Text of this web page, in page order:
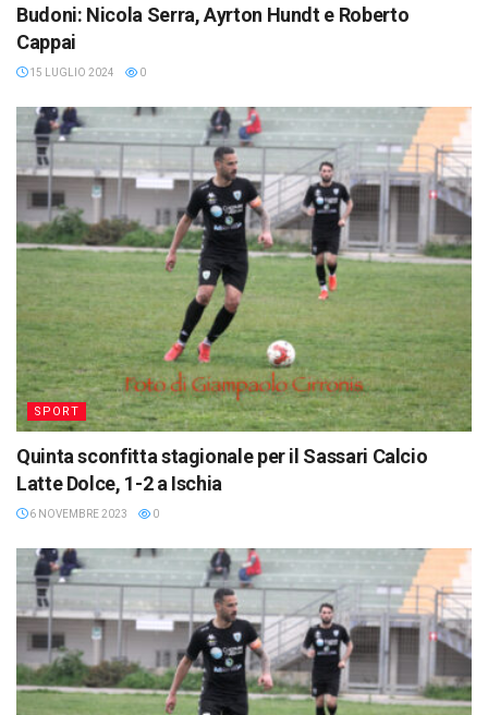
Budoni: Nicola Serra, Ayrton Hundt e Roberto
Cappai
15 LUGLIO 2024 0
SPORT
Quinta sconfitta stagionale per il Sassari Calcio
Latte Dolce, 1-2 a Ischia
6 NOVEMBRE 2023 0